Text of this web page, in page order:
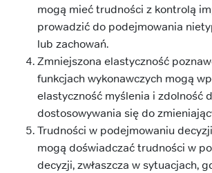
mogą mieć trudności z kontrolą
prowadzić do podejmowania
lub zachowań.
Zmniejszona elastyczność
funkcjach wykonawczych mogą
elastyczność myślenia i zdolność
dostosowywania się do
Trudności w podejmowaniu
mogą doświadczać trudności w
decyzji, zwłaszcza w sytuacjach,